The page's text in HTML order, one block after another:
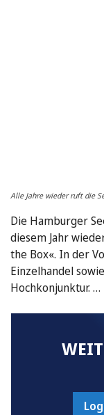
Alle Jahre wieder ruft die
Die Hamburger
diesem Jahr
the Box«. In der
Einzelhandel
Hochkonjunktur. …